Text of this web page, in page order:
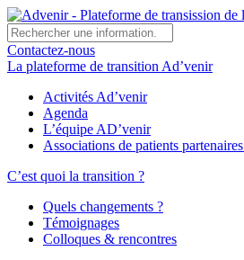
Contactez-nous
La plateforme de transition Ad’venir
Activités Ad’venir
Agenda
L’équipe AD’venir
Associations de patients
C’est quoi la transition ?
Quels changements ?
Témoignages
Colloques & rencontres